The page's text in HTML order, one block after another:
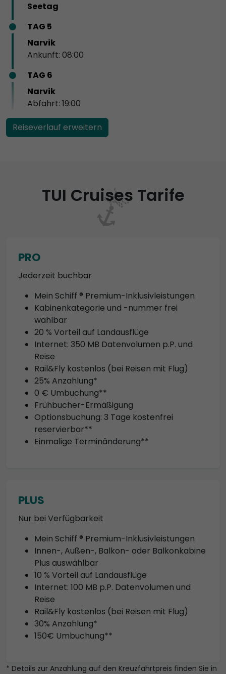
Seetag
TAG 5
Narvik
Ankunft: 08:00
TAG 6
Narvik
Abfahrt: 19:00
Reiseverlauf erweitern
TUI Cruises Tarife
PRO
Jederzeit buchbar
Mein Schiff ® Premium-Inklusivleistungen
Kabinenkategorie und -nummer frei
wählbar
20 % Vorteil auf Landausflüge
Internet: 350 MB Datenvolumen p.P. und
Reise
Rail&Fly kostenlos (bei Reisen mit Flug)
25% Anzahlung*
0 € Umbuchung**
Frühbucher-Ermäßigung
Optionsbuchung: 3 Tage kostenfrei
reservierbar**
Einmalige Terminänderung**
PLUS
Nur bei Verfügbarkeit
Mein Schiff ® Premium-Inklusivleistungen
Innen-, Außen-, Balkon- oder Balkonkabine
Plus auswählbar
10 % Vorteil auf Landausflüge
Internet: 100 MB p.P. Datenvolumen und
Reise
Rail&Fly kostenlos (bei Reisen mit Flug)
30% Anzahlung*
150€ Umbuchung**
* Details zur Anzahlung auf den Kreuzfahrtpreis finden Sie in